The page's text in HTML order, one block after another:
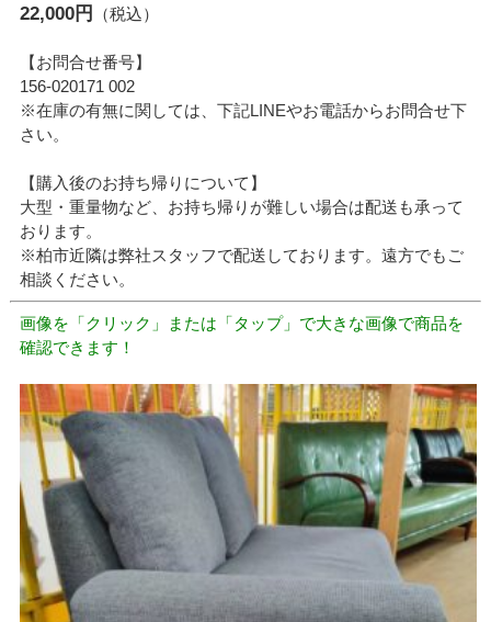
22,000円 （税込）
【お問合せ番号】
156-020171 002
※在庫の有無に関しては、下記LINEやお電話からお問合せ下
さい。
【購入後のお持ち帰りについて】
大型・重量物など、お持ち帰りが難しい場合は配送も承って
おります。
※柏市近隣は弊社スタッフで配送しております。遠方でもご
相談ください。
画像を「クリック」または「タップ」で大きな画像で商品を
確認できます！